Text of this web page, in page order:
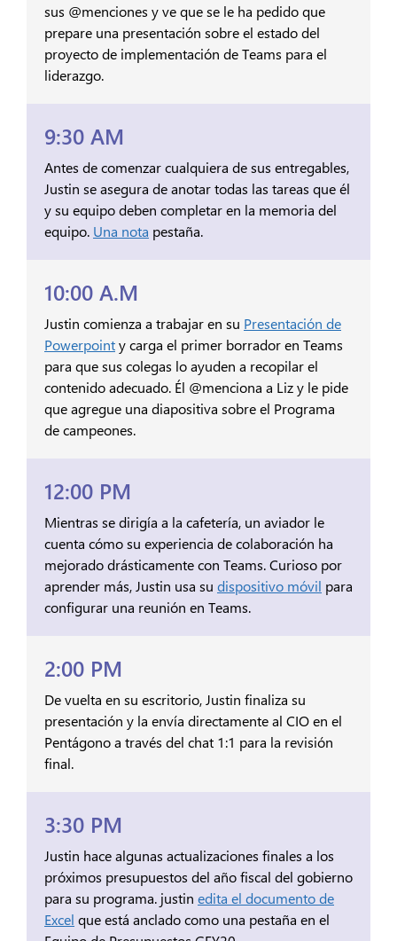
sus @menciones y ve que se le ha pedido que
prepare una presentación sobre el estado del
proyecto de implementación de Teams para el
liderazgo.
9:30 AM
Antes de comenzar cualquiera de sus entregables,
Justin se asegura de anotar todas las tareas que él
y su equipo deben completar en la memoria del
equipo. Una nota pestaña.
10:00 A.M
Justin comienza a trabajar en su Presentación de
Powerpointy carga el primer borrador en Teams
para que sus colegas lo ayuden a recopilar el
contenido adecuado. Él @menciona a Liz y le pide
que agregue una diapositiva sobre el Programa
de campeones.
12:00 PM
Mientras se dirigía a la cafetería, un aviador le
cuenta cómo su experiencia de colaboración ha
mejorado drásticamente con Teams. Curioso por
aprender más, Justin usa su dispositivo móvil para
configurar una reunión en Teams.
2:00 PM
De vuelta en su escritorio, Justin finaliza su
presentación y la envía directamente al CIO en el
Pentágono a través del chat 1:1 para la revisión
final.
3:30 PM
Justin hace algunas actualizaciones finales a los
próximos presupuestos del año fiscal del gobierno
para su programa. justin edita el documento de
Excel que está anclado como una pestaña en el